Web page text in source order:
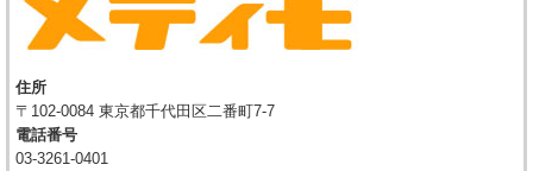
住所
〒102-0084 東京都千代田区二番町7-7
電話番号
03-3261-0401